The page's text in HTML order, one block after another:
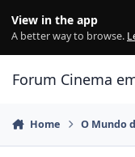
View in the app
A better way to browse.
Forum Cinema
Home O Mundo